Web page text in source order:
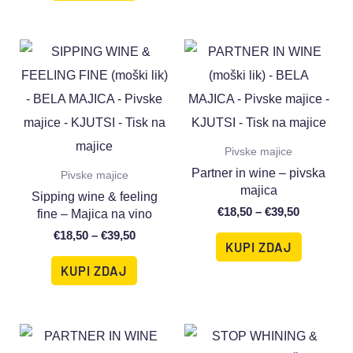
Pivske majice
Sipping wine & feeling
fine – Majica na vino
€18,50 – €39,50
KUPI ZDAJ
Pivske majice
Partner in wine – pivska
majica
€18,50 – €39,50
KUPI ZDAJ